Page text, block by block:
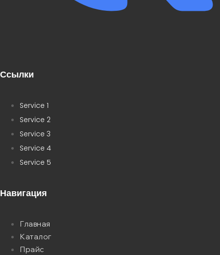
Ссылки
Service 1
Service 2
Service 3
Service 4
Service 5
Навигация
Главная
Каталог
Прайс